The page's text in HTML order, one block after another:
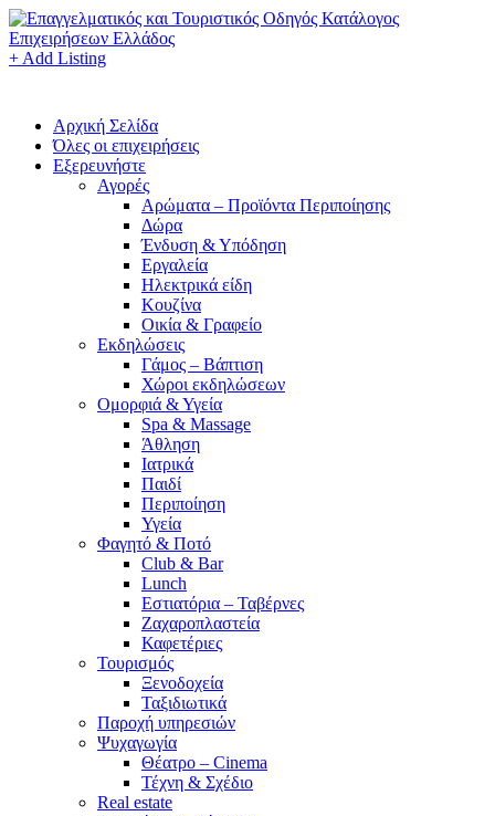
+ Add Listing
Αρχική Σελίδα
Όλες οι επιχειρήσεις
Εξερευνήστε
Αγορές
Αρώματα – Προϊόντα Περιποίησης
Δώρα
Ένδυση & Υπόδηση
Εργαλεία
Ηλεκτρικά είδη
Κουζίνα
Οικία & Γραφείο
Εκδηλώσεις
Γάμος – Βάπτιση
Χώροι εκδηλώσεων
Ομορφιά & Υγεία
Spa & Massage
Άθληση
Ιατρικά
Παιδί
Περιποίηση
Υγεία
Φαγητό & Ποτό
Club & Bar
Lunch
Εστιατόρια – Ταβέρνες
Ζαχαροπλαστεία
Καφετέριες
Τουρισμός
Ξενοδοχεία
Ταξιδιωτικά
Παροχή υπηρεσιών
Ψυχαγωγία
Θέατρο – Cinema
Τέχνη & Σχέδιο
Real estate